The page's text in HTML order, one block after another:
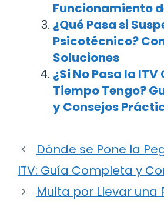
Funcionamiento
¿Qué Pasa si
Psicotécnico?
Soluciones
¿Si No Pasa la
Tiempo Tengo?
y Consejos
Dónde se Pone la
ITV: Guía Completa y
Multa por Llevar una